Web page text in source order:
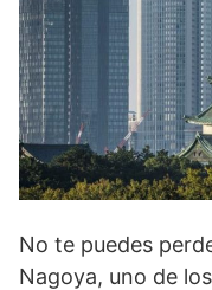
No te puedes
Nagoya, uno de